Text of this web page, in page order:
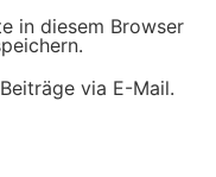
in diesem Browser
via E-Mail.